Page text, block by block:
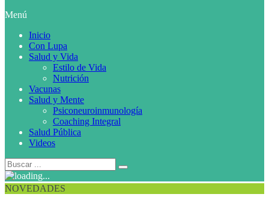
Menú
Inicio
Con Lupa
Salud y Vida
Estilo de Vida
Nutrición
Vacunas
Salud y Mente
Psiconeuroinmunología
Coaching Integral
Salud Pública
Videos
NOVEDADES